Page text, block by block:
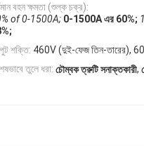
বহন ক্ষমতা (শুল্ক চক্র):
of 0-1500A; 0-1500A এর 60%;
শক্তি: 460V (দুই-ফেজ তিন-তারের),
তুলে ধরা: চৌম্বক ত্রুটি সনাক্তকারী,